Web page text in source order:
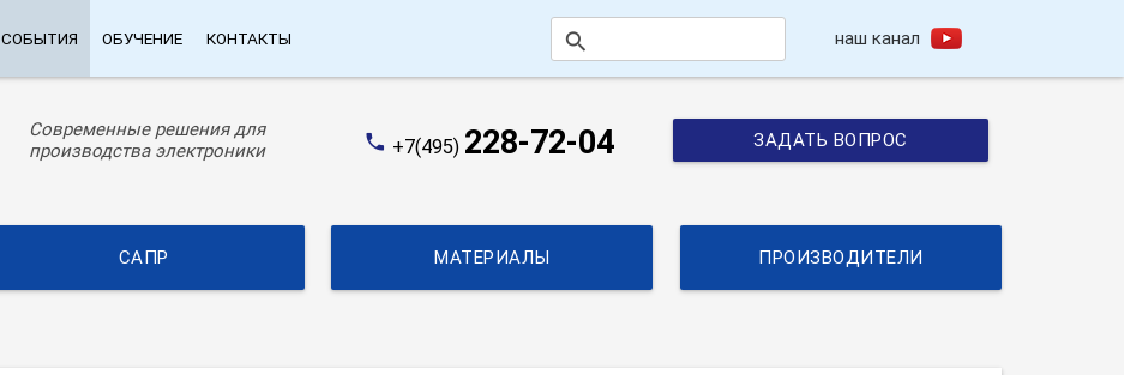
СОБЫТИЯ ОБУЧЕНИЕ КОНТАКТЫ search наш канал
Современные решения для
производства электроники
phone +7(495) 228-72-04 ЗАДАТЬ ВОПРОС
САПР МАТЕРИАЛЫ ПРОИЗВОДИТЕЛИ